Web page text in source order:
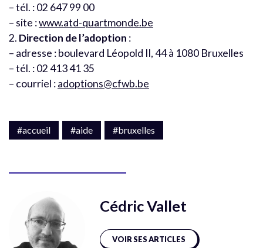
– tél. : 02 647 99 00
– site :www.atd-quartmonde.be
2. Direction de l’adoption :
– adresse : boulevard Léopold II, 44 à 1080 Bruxelles
– tél. : 02 413 41 35
– courriel :adoptions@cfwb.be
#accueil #aide #bruxelles
Cédric Vallet
VOIR SES ARTICLES